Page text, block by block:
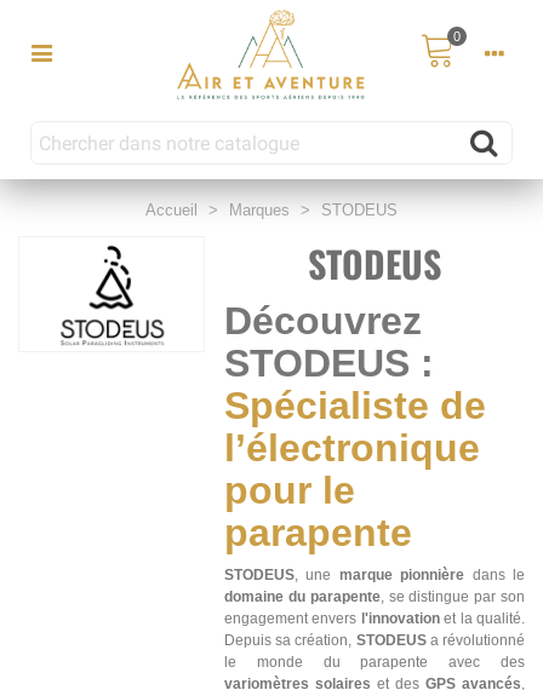
0
Accueil > Marques > STODEUS
STODEUS
Découvrez
STODEUS :
Spécialiste de
l’électronique
pour le
parapente
STODEUS, une marque pionnière dans le
domaine du parapente, se distingue par son
engagement envers l'innovationet la qualité.
Depuis sa création, STODEUSa révolutionné
le monde du parapente avec des
variomètres solaires et des GPS avancés,